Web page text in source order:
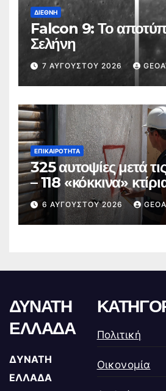
ΔΙΕΘΝΉ
Falcon 9: Το
Σελήνη
7 ΑΥΓΟΎΣΤΟΥ 2026
ΕΠΙΚΑΙΡΌΤΗΤΑ
325 αυτοψίες μετά
– 118 «κόκκινα»
6 ΑΥΓΟΎΣΤΟΥ 2026
ΔΥΝΑΤΗ
ΕΛΛΑΔΑ
ΔΥΝΑΤΗ
ΕΛΛΑΔΑ
Πολιτική
Οικονομία